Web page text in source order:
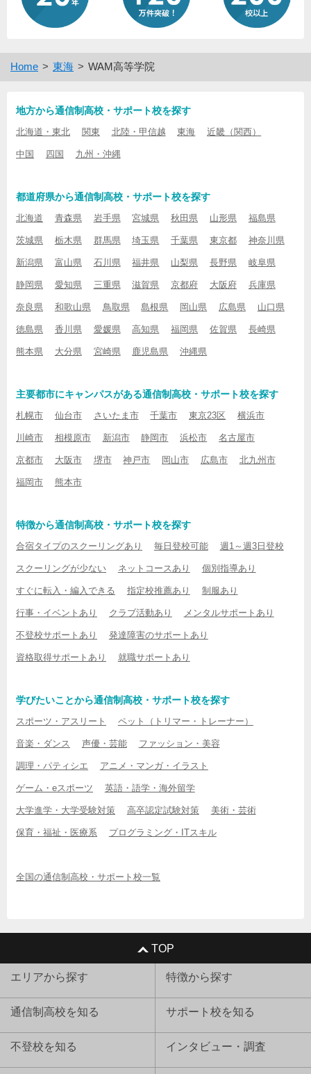
Home 東海 WAM高等学院
地方から通信制高校・サポート校を探す
北海道・東北 関東 北陸・甲信越 東海 近畿（関西）
中国 四国 九州・沖縄
都道府県から通信制高校・サポート校を探す
北海道 青森県 岩手県 宮城県 秋田県 山形県 福島県
茨城県 栃木県 群馬県 埼玉県 千葉県 東京都 神奈川県
新潟県 富山県 石川県 福井県 山梨県 長野県 岐阜県
静岡県 愛知県 三重県 滋賀県 京都府 大阪府 兵庫県
奈良県 和歌山県 鳥取県 島根県 岡山県 広島県 山口県
徳島県 香川県 愛媛県 高知県 福岡県 佐賀県 長崎県
熊本県 大分県 宮崎県 鹿児島県 沖縄県
主要都市にキャンパスがある通信制高校・サポート校を探す
札幌市 仙台市 さいたま市 千葉市 東京23区 横浜市
川崎市 相模原市 新潟市 静岡市 浜松市 名古屋市
京都市 大阪市 堺市 神戸市 岡山市 広島市 北九州市
福岡市 熊本市
特徴から通信制高校・サポート校を探す
合宿タイプのスクーリングあり 毎日登校可能 週1～週3日登校
スクーリングが少ない ネットコースあり 個別指導あり
すぐに転入・編入できる 指定校推薦あり 制服あり
行事・イベントあり クラブ活動あり メンタルサポートあり
不登校サポートあり 発達障害のサポートあり
資格取得サポートあり 就職サポートあり
学びたいことから通信制高校・サポート校を探す
スポーツ・アスリート ペット（トリマー・トレーナー）
音楽・ダンス 声優・芸能 ファッション・美容
調理・パティシエ アニメ・マンガ・イラスト
ゲーム・eスポーツ 英語・語学・海外留学
大学進学・大学受験対策 高卒認定試験対策 美術・芸術
保育・福祉・医療系 プログラミング・ITスキル
全国の通信制高校・サポート校一覧
TOP
エリアから探す 特徴から探す
通信制高校を知る サポート校を知る
不登校を知る インタビュー・調査